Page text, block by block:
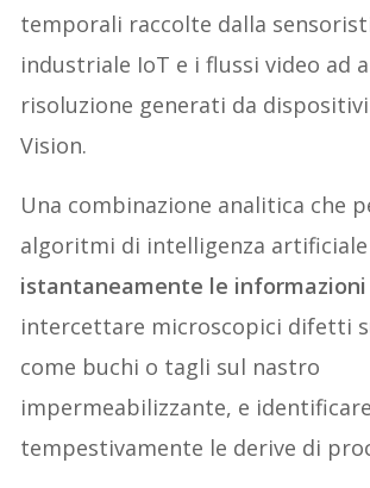
temporali raccolte dalla
industriale IoT e i flussi video ad
risoluzione generati da
Vision.
Una combinazione analitica che
algoritmi di intelligenza
istantaneamente le informazioni
intercettare microscopici difetti
come buchi o tagli sul nastro
impermeabilizzante, e identificare
tempestivamente le derive di